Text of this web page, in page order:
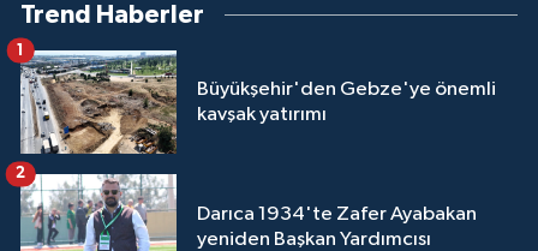
Trend Haberler
Büyükşehir'den Gebze'ye önemli
kavşak yatırımı
1
Darıca 1934'te Zafer Ayabakan
yeniden Başkan Yardımcısı
2